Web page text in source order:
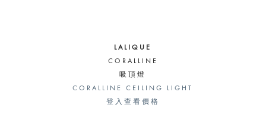
LALIQUE
CORALLINE
吸頂燈
CORALLINE CEILING LIGHT
登入查看價格